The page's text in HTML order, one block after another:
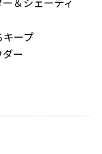
キープ
ー